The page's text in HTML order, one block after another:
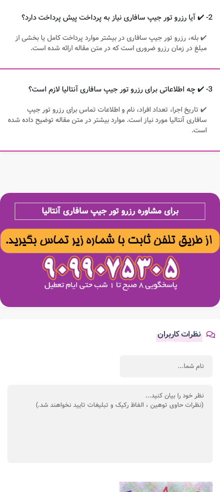
2- ✔️ آیا رزرو تور جیپ سافاری نیاز به پرداخت پیش پرداخت دارد؟
✔️ بله، رزرو تور جیپ سافاری در بیشتر موارد پرداخت کامل یا بخشی از
مبلغ در زمان رزرو ضروری است که در متن مقاله ارائه شده است.
3- ✔️ چه اطلاعاتی برای رزرو تور جیپ سافاری آنتالیا لازم است؟
✔️ تاریخ اجرا، تعداد افراد، نام و اطلاعات تماس برای رزرو تور جیپ
سافاری آنتالیا مورد نیاز است. موارد بیشتر در متن مقاله توضیح داده شده
است.
برای مشاوره رزرو تور جیپ سافاری آنتالیا
نظرات کاربران